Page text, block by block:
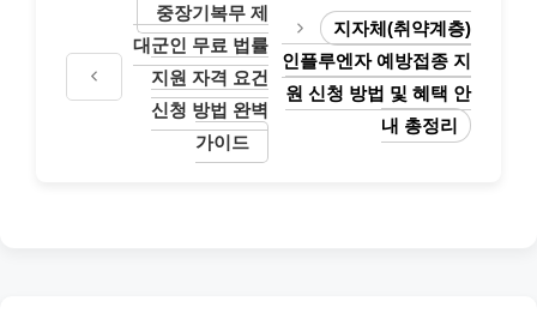
중장기복무 제
대군인 무료 법률
지원 자격 요건
신청 방법 완벽
가이드
지자체(취약계층)
인플루엔자 예방접종 지
원 신청 방법 및 혜택 안
내 총정리